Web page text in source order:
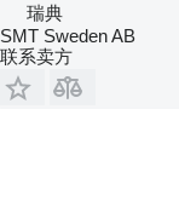
瑞典
SMT Sweden AB
联系卖方